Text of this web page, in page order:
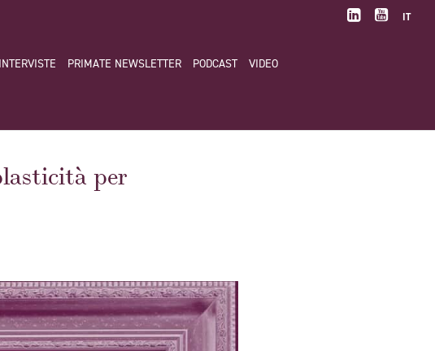
IT
INTERVISTE PRIMATE NEWSLETTER PODCAST VIDEO
per